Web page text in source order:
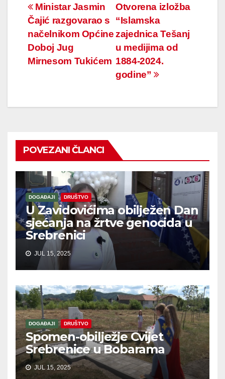
Navigacija
članaka
Otvorena izložba
“Islamska
zajednica Tešanj
u medijima od
1884-2024.
godine”
Ministar Jasmin
Čajić razgovarao s
načelnikom Općine
Doboj Jug
Mirnesom Tukićem
POVEZANI ČLANCI
DOGAĐAJI DRUŠTVO
U Zavidovićima obilježen Dan
sjećanja na žrtve genocida u
Srebrenici
JUL 15, 2025
DOGAĐAJI DRUŠTVO
Spomen-obilježje Cvijet
Srebrenice u Bobarama
JUL 15, 2025